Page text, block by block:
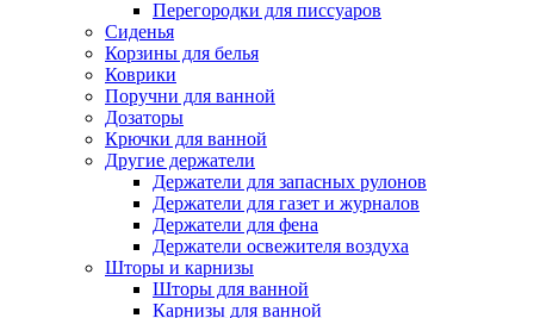
Перегородки для писсуаров
Сиденья
Корзины для белья
Коврики
Поручни для ванной
Дозаторы
Крючки для ванной
Другие держатели
Держатели для запасных рулонов
Держатели для газет и журналов
Держатели для фена
Держатели освежителя воздуха
Шторы и карнизы
Шторы для ванной
Карнизы для ванной